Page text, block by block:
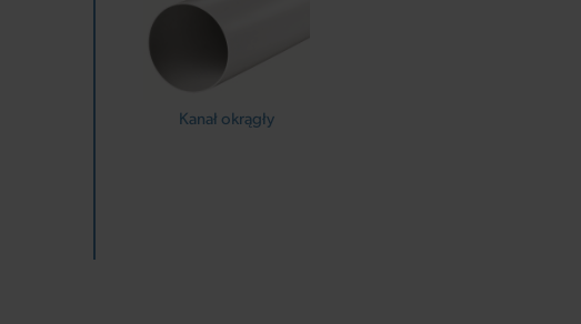
Kanał okrągły